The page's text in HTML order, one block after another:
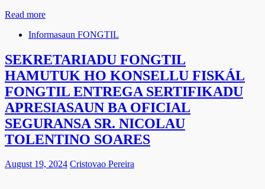
Read more
Informasaun FONGTIL
SEKRETARIADU FONGTIL
HAMUTUK HO KONSELLU FISKÁL
FONGTIL ENTREGA SERTIFIKADU
APRESIASAUN BA OFICIAL
SEGURANSA SR. NICOLAU
TOLENTINO SOARES
August 19, 2024 Cristovao Pereira